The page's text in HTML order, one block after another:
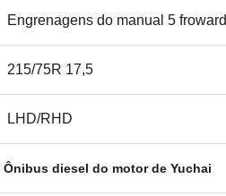
Engrenagens do manual 5 froward
215/75R 17,5
LHD/RHD
Ônibus diesel do motor de Yuchai